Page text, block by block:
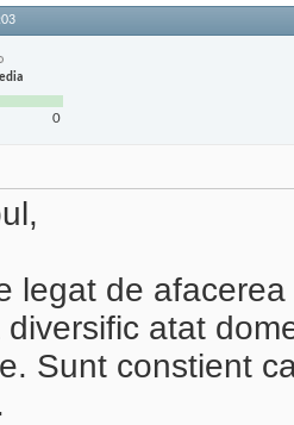
0
legat de
atat
Sunt constient